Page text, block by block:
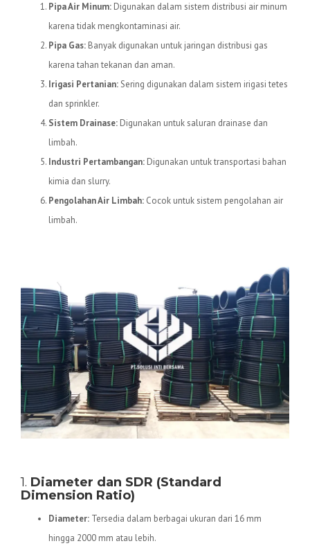
Pipa Air Minum: Digunakan dalam sistem distribusi air minum
karena tidak mengkontaminasi air.
Pipa Gas: Banyak digunakan untuk jaringan distribusi gas
karena tahan tekanan dan aman.
Irigasi Pertanian:Sering digunakan dalam sistem irigasi tetes
dan sprinkler.
Sistem Drainase: Digunakan untuk saluran drainase dan
limbah.
Industri Pertambangan: Digunakan untuk transportasi bahan
kimia dan slurry.
Pengolahan Air Limbah: Cocok untuk sistem pengolahan air
limbah.
1. Diameter dan SDR (Standard
Dimension Ratio)
Diameter: Tersedia dalam berbagai ukuran dari 16 mm
hingga 2000 mm atau lebih.